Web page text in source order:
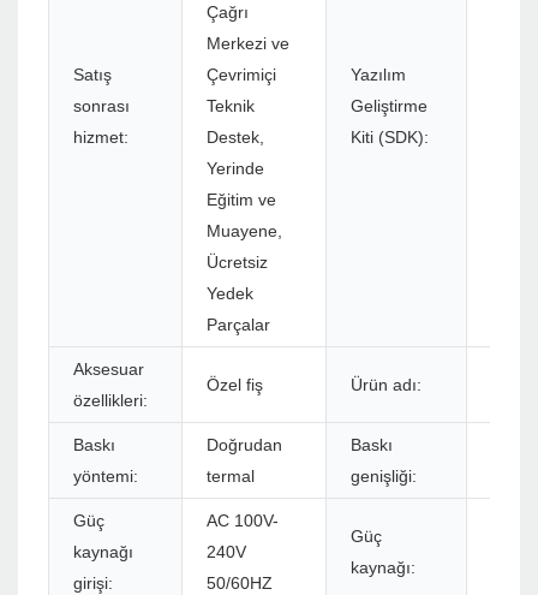
Satış
sonrası
hizmet:
Çağrı
Merkezi ve
Çevrimiçi
Teknik
Destek,
Yerinde
Eğitim ve
Muayene,
Ücretsiz
Yedek
Parçalar
Yazılım
Geliştirme
Kiti (SDK):
Aksesuar
özellikleri:
Özel fiş Ürün adı:
Baskı
yöntemi:
Doğrudan
termal
Baskı
genişliği:
Güç
kaynağı
girişi:
AC 100V-
240V
50/60HZ
Güç
kaynağı: